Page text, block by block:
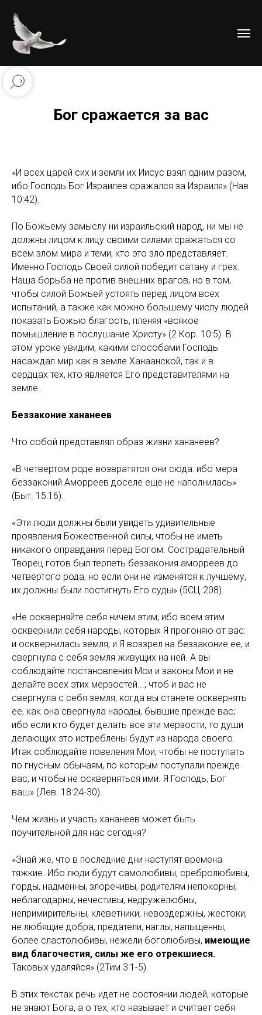
Бог сражается за вас
«И всех царей сих и земли их Иисус взял одним разом,
ибо Господь Бог Израилев сражался за Израиля» (Нав
10:42).
По Божьему замыслу ни израильский народ, ни мы не
должны лицом к лицу своими силами сражаться со
всем злом мира и теми, кто это зло представляет.
Именно Господь Своей силой победит сатану и грех.
Наша борьба не против внешних врагов, но в том,
чтобы силой Божьей устоять перед лицом всех
испытаний, а также как можно большему числу людей
показать Божью благость, пленяя «всякое
помышление в послушание Христу» (2 Кор. 10:5). В
этом уроке увидим, какими способами Господь
насаждал мир как в земле Ханаанской, так и в
сердцах тех, кто является Его представителями на
земле.
Беззаконие хананеев
Что собой представлял образ жизни хананеев?
«В четвертом роде возвратятся они сюда: ибо мера
беззаконий Аморреев доселе еще не наполнилась»
(Быт. 15:16).
«Эти люди должны были увидеть удивительные
проявления Божественной силы, чтобы не иметь
никакого оправдания перед Богом. Сострадательный
Творец готов был терпеть беззакония аморреев до
четвертого рода, но если они не изменятся к лучшему,
их должны были постигнуть Его суды» (5СЦ 208).
«Не оскверняйте себя ничем этим, ибо всем этим
осквернили себя народы, которых Я прогоняю от вас:
и осквернилась земля, и Я воззрел на беззаконие ее, и
свергнула с себя земля живущих на ней. А вы
соблюдайте постановления Мои и законы Мои и не
делайте всех этих мерзостей...; чтоб и вас не
свергнула с себя земля, когда вы станете осквернять
ее, как она свергнула народы, бывшие прежде вас;
ибо если кто будет делать все эти мерзости, то души
делающих это истреблены будут из народа своего.
Итак соблюдайте повеления Мои, чтобы не поступать
по гнусным обычаям, по которым поступали прежде
вас, и чтобы не оскверняться ими. Я Господь, Бог
ваш» (Лев. 18:24-30).
Чем жизнь и участь хананеев может быть
поучительной для нас сегодня?
«Знай же, что в последние дни наступят времена
тяжкие. Ибо люди будут самолюбивы, сребролюбивы,
горды, надменны, злоречивы, родителям непокорны,
неблагодарны, нечестивы, недружелюбны,
непримирительны, клеветники, невоздержны, жестоки,
не любящие добра, предатели, наглы, напыщенны,
более сластолюбивы, нежели боголюбивы, имеющие
вид благочестия, силы же его отрекшиеся.
Таковых удаляйся» (2Тим 3:1-5).
В этих текстах речь идет не состоянии людей, которые
не знают Бога, а о тех, кто называет и считает себя